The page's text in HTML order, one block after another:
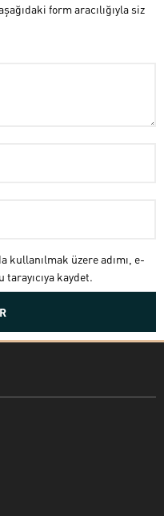
form aracılığıyla siz
kullanılmak üzere adımı, e-
kaydet.